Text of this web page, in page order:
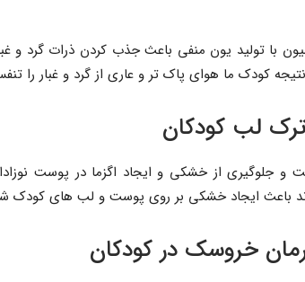
با تولید یون منفی باعث جذب کردن ذرات گرد و
کودک ما هوای پاک تر و عاری از گرد و غبار را
لب کودکان
و جلوگیری از خشکی و ایجاد اگزما در پوست
ایجاد خشکی بر روی پوست و لب های کودک
خروسک در کودکان